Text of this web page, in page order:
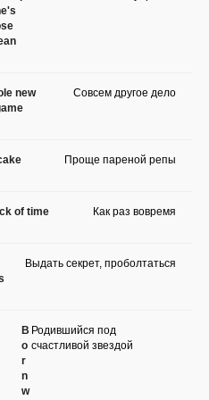
new
Совсем другое дело
Проще пареной репы
of time Как раз вовремя
Выдать секрет, проболтаться
B
o
r
n
w
Родившийся под
счастливой звездой